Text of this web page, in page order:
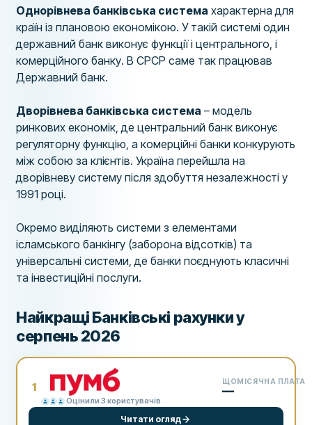
Однорівнева банківська система характерна для
країн із плановою економікою. У такій системі один
державний банк виконує функції і центрального, і
комерційного банку. В СРСР саме так працював
Державний банк.
Дворівнева банківська система – модель
ринкових економік, де центральний банк виконує
регуляторну функцію, а комерційні банки конкурують
між собою за клієнтів. Україна перейшла на
дворівневу систему після здобуття незалежності у
1991 році.
Окремо виділяють системи з елементами
ісламського банкінгу (заборона відсотків) та
універсальні системи, де банки поєднують класичні
та інвестиційні послуги.
Найкращі Банківські рахунки у
серпень 2026
1
Оцінили 3 користувачів
ЩОМІСЯЧНА ПЛАТА
—
Читати огляд